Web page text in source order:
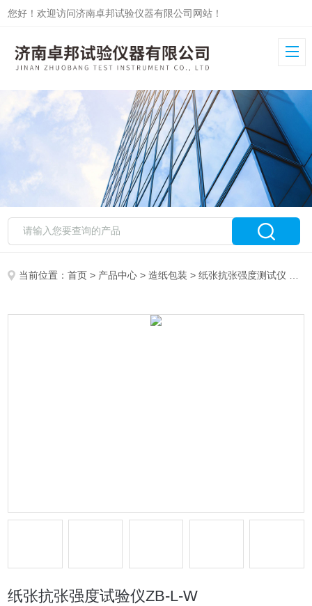
您好！欢迎访问济南卓邦试验仪器有限公司网站！
当前位置：首页 > 产品中心 >造纸包装 >纸张抗张强度测试仪
纸张抗张强度试验仪ZB-L-W